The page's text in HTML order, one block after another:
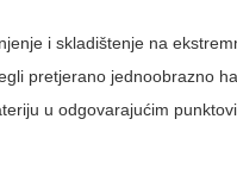
i skladištenje na
pretjerano jednoobrazno
u odgovarajućim